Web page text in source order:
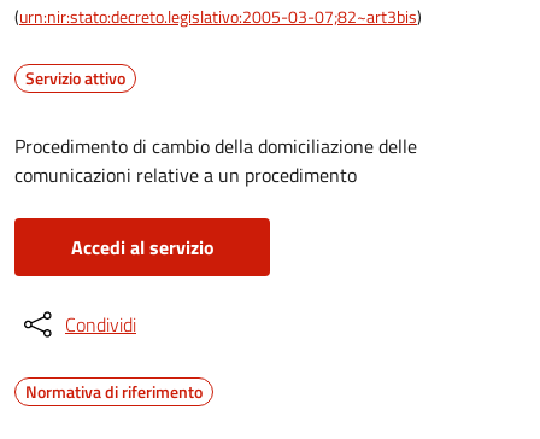
(urn:nir:stato:decreto.legislativo:2005-03-07;82~art3bis)
Servizio attivo
Procedimento di cambio della domiciliazione delle
comunicazioni relative a un procedimento
Accedi al servizio
Condividi
Normativa di riferimento